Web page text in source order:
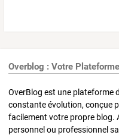
Overblog : Votre
OverBlog est une plateforme
constante évolution, conçue
facilement votre propre blog.
personnel ou professionnel